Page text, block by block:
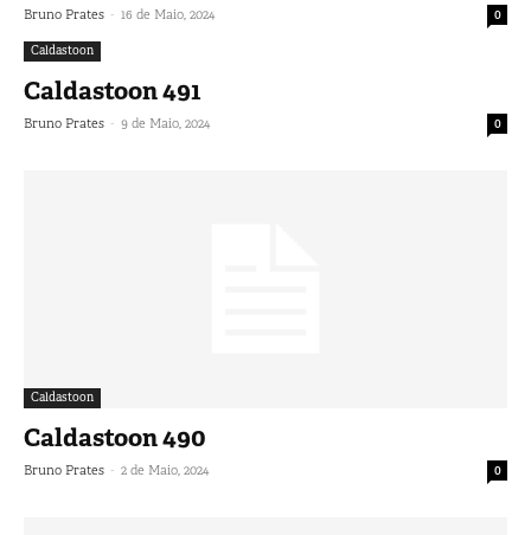
Bruno Prates - 16 de Maio, 2024 0
Caldastoon
Caldastoon 491
Bruno Prates - 9 de Maio, 2024 0
Caldastoon
Caldastoon 490
Bruno Prates - 2 de Maio, 2024 0